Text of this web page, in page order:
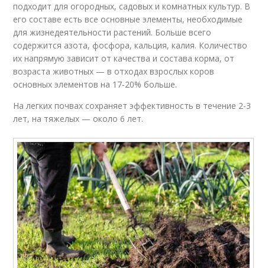
подходит для огородных, садовых и комнатных культур. В
его составе есть все основные элементы, необходимые
для жизнедеятельности растений. Больше всего
содержится азота, фосфора, кальция, калия. Количество
их напрямую зависит от качества и состава корма, от
возраста животных — в отходах взрослых коров
основных элементов на 17-20% больше.
На легких почвах сохраняет эффективность в течение 2-3
лет, на тяжелых — около 6 лет.